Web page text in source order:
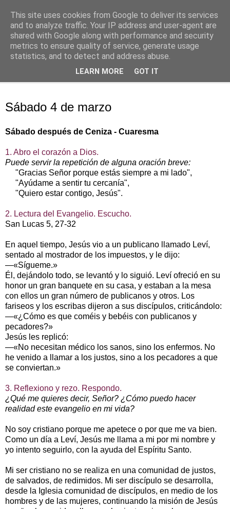
Oración personal
con el Evangelio de cada día
Sábado 4 de marzo
Sábado después de Ceniza - Cuaresma
1. Abro el corazón a Dios.
Puede servir la repetición de alguna oración breve:
"Gracias Señor porque estás siempre a mi lado",
"Ayúdame a sentir tu cercanía",
"Quiero estar contigo, Jesús".
2. Lectura del Evangelio. Escucho.
San Lucas 5, 27‑32
En aquel tiempo, Jesús vio a un publicano llamado Leví,
sentado al mostrador de los impuestos, y le dijo:
—«Sígueme.»
Él, dejándolo todo, se levantó y lo siguió. Leví ofreció en su
honor un gran banquete en su casa, y estaban a la mesa
con ellos un gran número de publicanos y otros. Los
fariseos y los escribas dijeron a sus discípulos, criticándolo:
—«¿Cómo es que coméis y bebéis con publicanos y
pecadores?»
Jesús les replicó:
—«No necesitan médico los sanos, sino los enfermos. No
he venido a llamar a los justos, sino a los pecadores a que
se conviertan.»
3. Reflexiono y rezo. Respondo.
¿Qué me quieres decir, Señor? ¿Cómo puedo hacer
realidad este evangelio en mi vida?
No soy cristiano porque me apetece o por que me va bien.
Como un día a Leví, Jesús me llama a mi por mi nombre y
yo intento seguirlo, con la ayuda del Espíritu Santo.
Mi ser cristiano no se realiza en una comunidad de justos,
de salvados, de redimidos. Mi ser discípulo se desarrolla,
desde la Iglesia comunidad de discípulos, en medio de los
hombres y de las mujeres, continuando la misión de Jesús
This site uses cookies from Google to deliver its services
and to analyze traffic. Your IP address and user-agent are
shared with Google along with performance and security
metrics to ensure quality of service, generate usage
statistics, and to detect and address abuse.
LEARN MORE GOT IT